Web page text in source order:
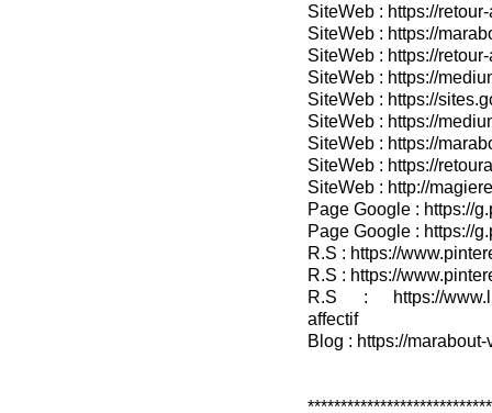
SiteWeb : https://
SiteWeb : https://
SiteWeb : https://
SiteWeb : https://
SiteWeb : https://
SiteWeb : https://
SiteWeb : https://
SiteWeb : https://
SiteWeb : http://
Page Google : https://
Page Google : https://
R.S : https://
R.S : https://
R.S : https://
affectif
Blog : https://